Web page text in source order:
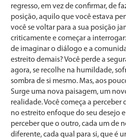
regresso, em vez de confirmar, de
posição, aquilo que você estava
você se voltar para a sua posição
criticamente e começar a
de imaginar o diálogo e a
estreito demais? Você perde a
agora, se recolhe na humildade,
sombra de si mesmo. Mas, aos
Surge uma nova paisagem, um
realidade. Você começa a per­ceber
no estreito enfoque do seu desejo
perceber que o ou­tro, cada um de
diferente, cada qual para si, que é